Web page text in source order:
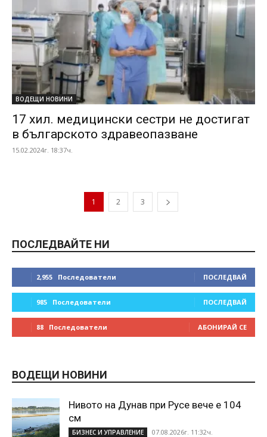
ВОДЕЩИ НОВИНИ
17 хил. медицински сестри не достигат
в българското здравеопазване
15.02.2024г. 18:37ч.
1 2 3
ПОСЛЕДВАЙТЕ НИ
2,955 Последователи ПОСЛЕДВАЙ
985 Последователи ПОСЛЕДВАЙ
88 Последователи АБОНИРАЙ СЕ
ВОДЕЩИ НОВИНИ
Нивото на Дунав при Русе вече е 104
см
БИЗНЕС И УПРАВЛЕНИЕ 07.08.2026г. 11:32ч.